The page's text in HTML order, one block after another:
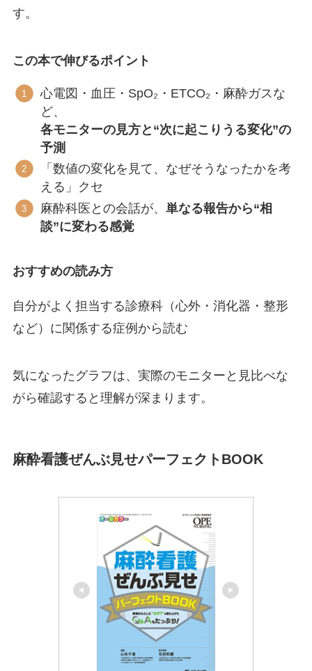
す。
この本で伸びるポイント
心電図・血圧・SpO₂・ETCO₂・麻酔ガスな
ど、
各モニターの見方と“次に起こりうる変化”の
予測
「数値の変化を見て、なぜそうなったかを考
える」クセ
麻酔科医との会話が、単なる報告から“相
談”に変わる感覚
おすすめの読み方
自分がよく担当する診療科（心外・消化器・整形
など）に関係する症例から読む
気になったグラフは、実際のモニターと見比べな
がら確認すると理解が深まります。
麻酔看護ぜんぶ見せパーフェクトBOOK